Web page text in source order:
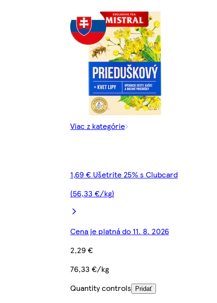
Viac z kategórie
1,69 € Ušetrite 25% s Clubcard
(56,33 €/kg)
Cena je platná do 11. 8. 2026
2,29 €
76,33 €/kg
Quantity controls
Pridať